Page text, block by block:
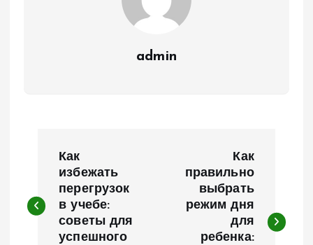
admin
в
Как
избежать
перегрузок
в учебе:
советы для
успешного
Как
правильно
выбрать
режим дня
для
ребенка: